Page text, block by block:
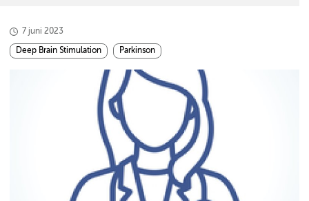
7 juni 2023
Deep Brain Stimulation Parkinson